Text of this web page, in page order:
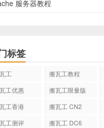
服务器教程
标签
工 搬瓦工教程
工优惠 搬瓦工限量版
工香港
搬瓦工 CN2
工测评
搬瓦工 DC6